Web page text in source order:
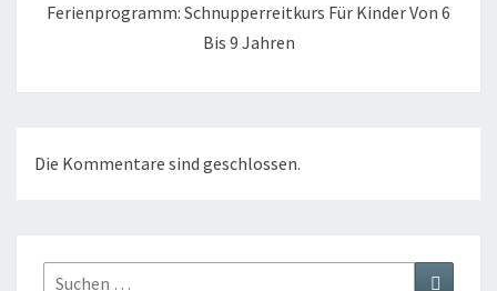
Ferienprogramm: Schnupperreitkurs Für Kinder Von 6
Bis 9 Jahren
Die Kommentare sind geschlossen.
Suchen
Suchen